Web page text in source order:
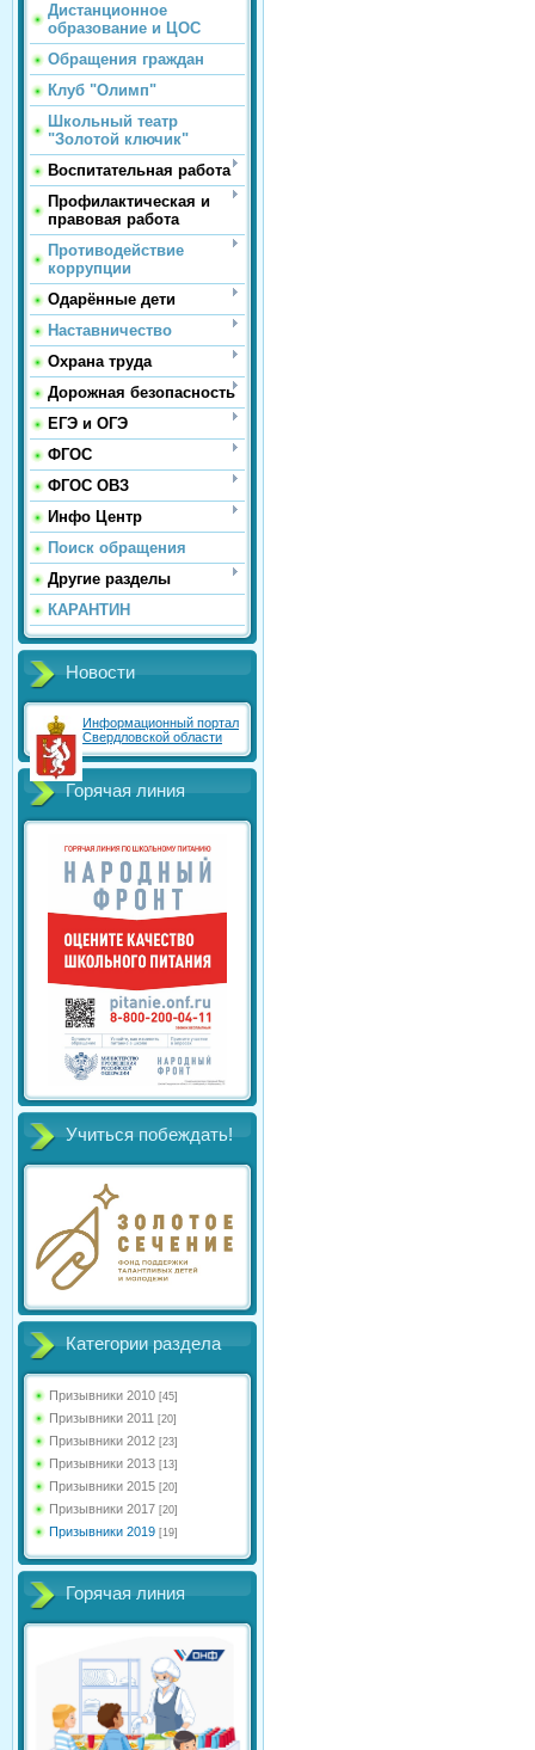
Дистанционное
образование и ЦОС
Обращения граждан
Клуб "Олимп"
Школьный театр
"Золотой ключик"
Воспитательная работа
Профилактическая и
правовая работа
Противодействие
коррупции
Одарённые дети
Наставничество
Охрана труда
Дорожная безопасность
ЕГЭ и ОГЭ
ФГОС
ФГОС ОВЗ
Инфо Центр
Поиск обращения
Другие разделы
КАРАНТИН
Новости
Информационный портал
Свердловской области
Горячая линия
Учиться побеждать!
Категории раздела
Призывники 2010 [45]
Призывники 2011 [20]
Призывники 2012 [23]
Призывники 2013 [13]
Призывники 2015 [20]
Призывники 2017 [20]
Призывники 2019 [19]
Горячая линия